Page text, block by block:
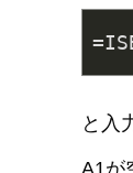
と入
A1が